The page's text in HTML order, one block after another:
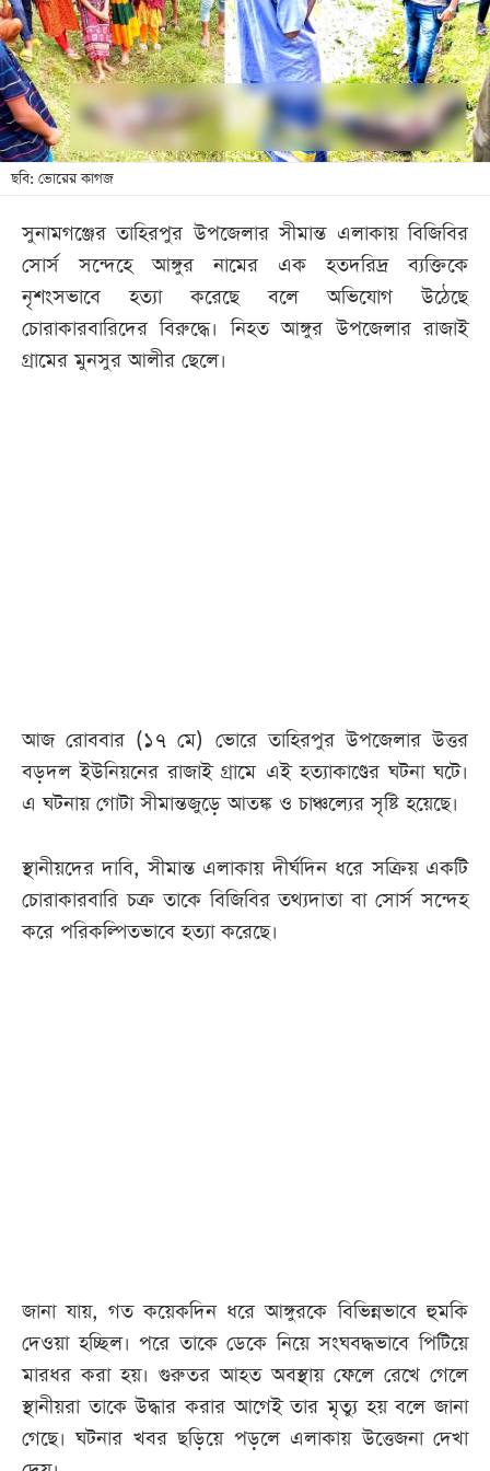
খেলা
বিনোদন
লাইফ
স্টাইল
শিক্ষা
সব
বিভাগ
ছবি: ভোরের কাগজ
সুনামগঞ্জের তাহিরপুর উপজেলার সীমান্ত এলাকায় বিজিবির
সোর্স সন্দেহে আঙ্গুর নামের এক হতদরিদ্র ব্যক্তিকে
নৃশংসভাবে হত্যা করেছে বলে অভিযোগ উঠেছে
চোরাকারবারিদের বিরুদ্ধে। নিহত আঙ্গুর উপজেলার রাজাই
গ্রামের মুনসুর আলীর ছেলে।
আজ রোববার (১৭ মে) ভোরে তাহিরপুর উপজেলার উত্তর
বড়দল ইউনিয়নের রাজাই গ্রামে এই হত্যাকাণ্ডের ঘটনা ঘটে।
এ ঘটনায় গোটা সীমান্তজুড়ে আতঙ্ক ও চাঞ্চল্যের সৃষ্টি হয়েছে।
স্থানীয়দের দাবি, সীমান্ত এলাকায় দীর্ঘদিন ধরে সক্রিয় একটি
চোরাকারবারি চক্র তাকে বিজিবির তথ্যদাতা বা সোর্স সন্দেহ
করে পরিকল্পিতভাবে হত্যা করেছে।
জানা যায়, গত কয়েকদিন ধরে আঙ্গুরকে বিভিন্নভাবে হুমকি
দেওয়া হচ্ছিল। পরে তাকে ডেকে নিয়ে সংঘবদ্ধভাবে পিটিয়ে
মারধর করা হয়। গুরুতর আহত অবস্থায় ফেলে রেখে গেলে
স্থানীয়রা তাকে উদ্ধার করার আগেই তার মৃত্যু হয় বলে জানা
গেছে। ঘটনার খবর ছড়িয়ে পড়লে এলাকায় উত্তেজনা দেখা